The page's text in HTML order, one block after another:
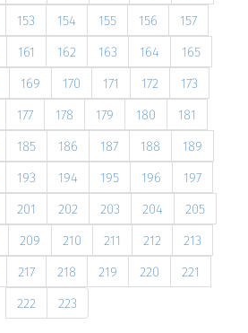
153 154 155 156
157
161 162 163 164
165
169 170 171 172
173
177 178 179 180
181
185 186 187 188
189
193 194 195 196
197
201 202 203 204
205
209 210 211 212
213
217 218 219 220
221
222
223